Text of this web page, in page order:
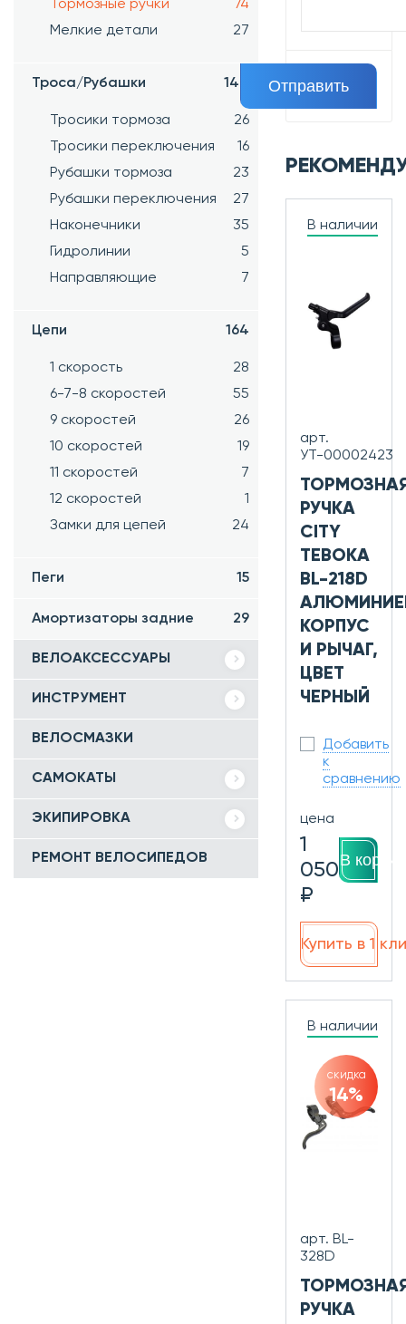
Тормозные ручки
74
Мелкие детали
27
Троса/Рубашки 144
Тросики тормоза
26
Тросики переключения
16
Рубашки тормоза
23
Рубашки переключения
27
Наконечники
35
Гидролинии
5
Направляющие
7
Цепи 164
1 скорость
28
6-7-8 скоростей
55
9 скоростей
26
10 скоростей
19
11 скоростей
7
12 скоростей
1
Замки для цепей
24
Пеги 15
Амортизаторы задние 29
ВЕЛОАКСЕССУАРЫ
ИНСТРУМЕНТ
ВЕЛОСМАЗКИ
САМОКАТЫ
ЭКИПИРОВКА
РЕМОНТ ВЕЛОСИПЕДОВ
В наличии
арт.
УТ-00002423
РУЧКА
CITY
TEBOKA
BL-218D
КОРПУС
И РЫЧАГ,
ЦВЕТ
ЧЕРНЫЙ
Добавить
к
сравнению
цена
1
050
₽
В
Купить в 1
В наличии
скидка
14%
арт. BL-
328D
РУЧКА